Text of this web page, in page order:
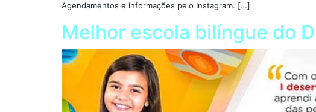
Agendamentos e informações pelo Instagram. […]
Melhor escola bilíngue do